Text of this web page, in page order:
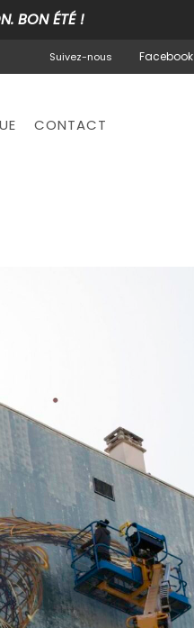
BON ÉTÉ !
Suivez-nous Facebook
CONTACT